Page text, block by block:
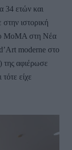
34 ετών και
ιστορική
MoMA στη Νέα
moderne στο
της αφιέρωσε
είχε